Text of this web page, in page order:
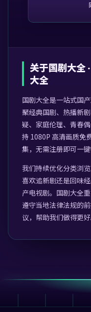
关于国剧大全·
大全
国剧大全是一站式国
聚经典国剧、热播新
疑、家庭伦理、青春
持 1080P 高清画质免
集，无需注册即可一
我们持续优化分类浏
喜欢追新剧还是回味
产电视剧。 国剧大全
遵守当地法律法规的
议，帮助我们做得更好